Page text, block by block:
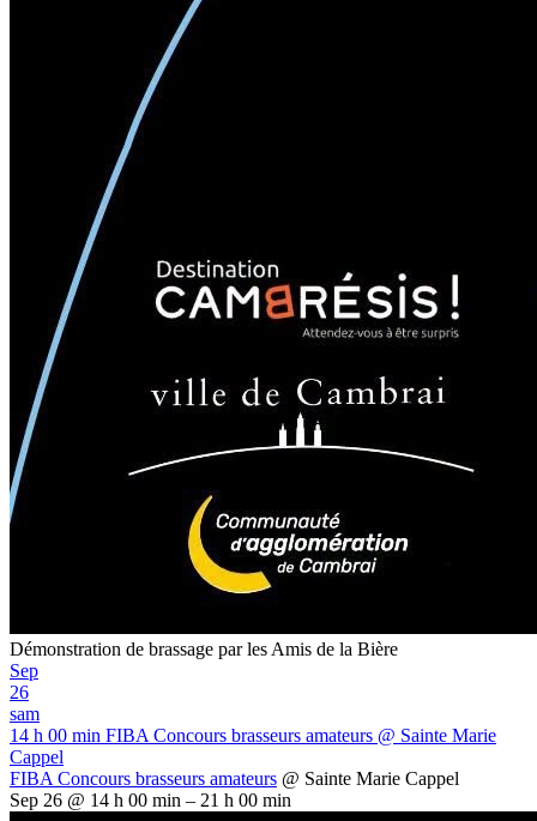
Démonstration de brassage par les Amis de la Bière
Sep
26
sam
14 h 00 min FIBA Concours brasseurs amateurs @ Sainte Marie
Cappel
FIBA Concours brasseurs amateurs @ Sainte Marie Cappel
Sep 26 @ 14 h 00 min – 21 h 00 min